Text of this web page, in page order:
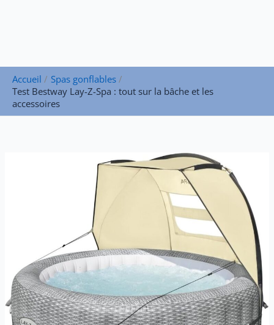
Accueil
Spas gonflables
Test Bestway Lay-Z-Spa : tout sur la bâche et les
accessoires